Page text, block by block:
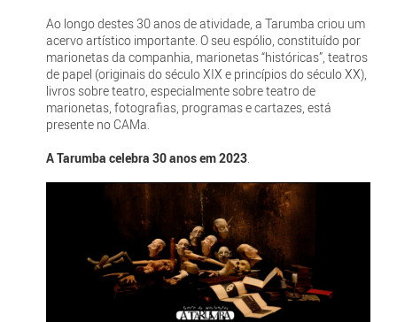
Ao longo destes 30 anos de atividade, a Tarumba criou um
acervo artístico importante. O seu espólio, constituído por
marionetas da companhia, marionetas “históricas”, teatros
de papel (originais do século XIX e princípios do século XX),
livros sobre teatro, especialmente sobre teatro de
marionetas, fotografias, programas e cartazes, está
presente no CAMa.
A Tarumba celebra 30 anos em 2023.